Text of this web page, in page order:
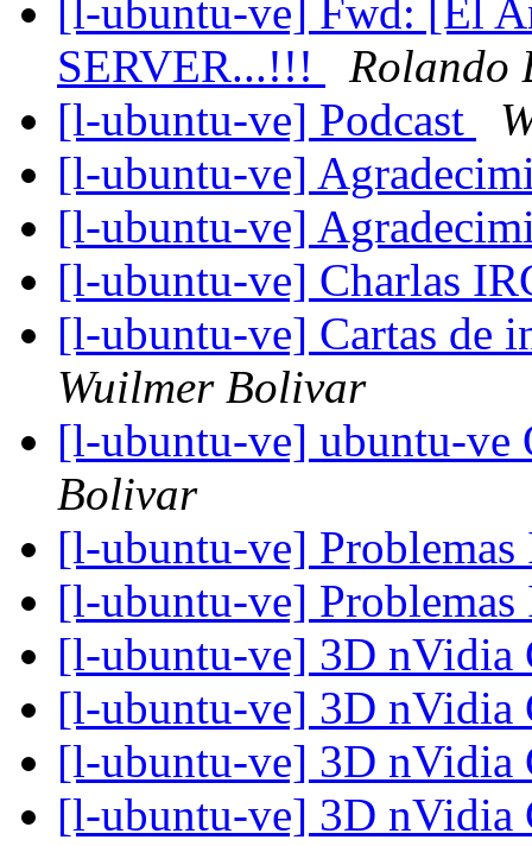
[l-ubuntu-ve] Fwd: [El
SERVER...!!!
Rolando
[l-ubuntu-ve] Podcast
[l-ubuntu-ve]
[l-ubuntu-ve]
[l-ubuntu-ve] Charlas
[l-ubuntu-ve] Cartas de
Wuilmer Bolivar
[l-ubuntu-ve] ubuntu-ve
Bolivar
[l-ubuntu-ve]
[l-ubuntu-ve]
[l-ubuntu-ve] 3D nVidia
[l-ubuntu-ve] 3D nVidia
[l-ubuntu-ve] 3D nVidia
[l-ubuntu-ve] 3D nVidia